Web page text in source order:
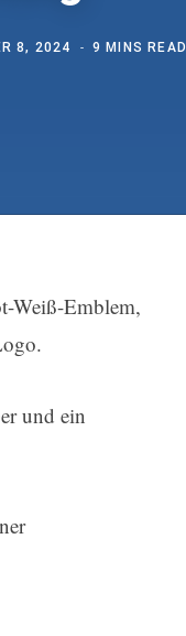
8, 2024 9 MINS READ
Weiß-Emblem,
und ein